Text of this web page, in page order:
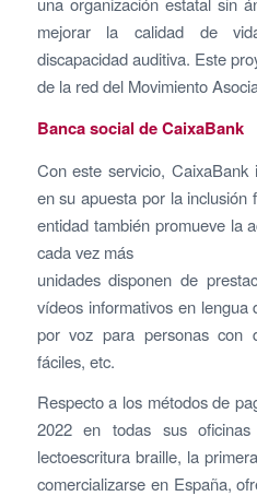
mejorar la calidad de
discapacidad auditiva. Este
de la red del Movimiento
Banca social de CaixaBank
Con este servicio,
en su apuesta por la inclusión
entidad también promueve la
cada vez más
unidades disponen de
vídeos informativos en lengua
por voz para personas con
fáciles, etc.
Respecto a los métodos de
2022 en todas sus
lectoescritura braille, la
comercializarse en España,